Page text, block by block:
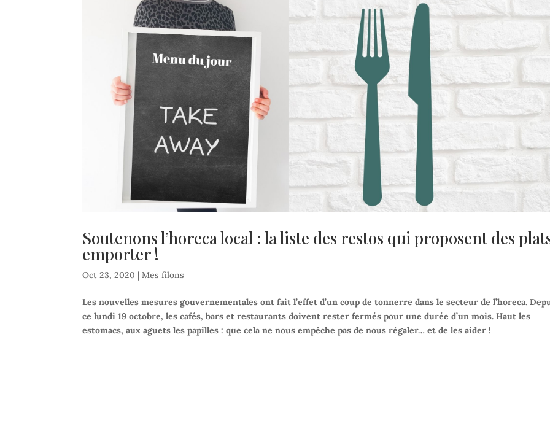
Soutenons l’horeca local : la liste des restos qui proposent des
emporter !
Oct 23, 2020 |Mes filons
Les nouvelles mesures gouvernementales ont fait l’effet d’un coup de tonnerre dans le secteur de l’horeca.
ce lundi 19 octobre, les cafés, bars et restaurants doivent rester fermés pour une durée d’un mois. Haut les
estomacs, aux aguets les papilles : que cela ne nous empêche pas de nous régaler… et de les aider !